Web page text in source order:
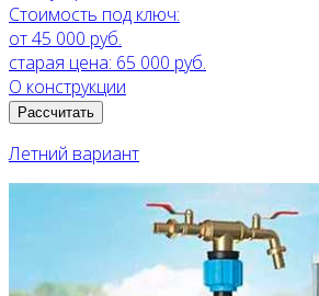
Стоимость под ключ:
от 45 000 руб.
старая цена: 65 000 руб.
О конструкции
Рассчитать
Летний вариант